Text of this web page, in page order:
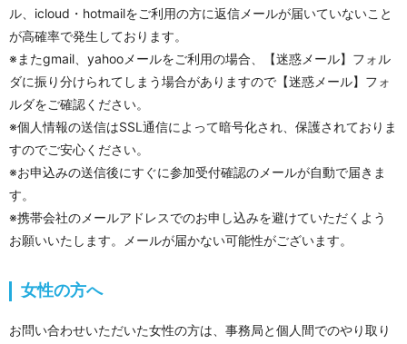
ル、icloud・hotmailをご利用の方に返信メールが届いていないこと
が高確率で発生しております。
※またgmail、yahooメールをご利用の場合、【迷惑メール】フォル
ダに振り分けられてしまう場合がありますので【迷惑メール】フォ
ルダをご確認ください。
※個人情報の送信はSSL通信によって暗号化され、保護されておりま
すのでご安心ください。
※お申込みの送信後にすぐに参加受付確認のメールが自動で届きま
す。
※携帯会社のメールアドレスでのお申し込みを避けていただくよう
お願いいたします。メールが届かない可能性がございます。
女性の方へ
お問い合わせいただいた女性の方は、事務局と個人間でのやり取り